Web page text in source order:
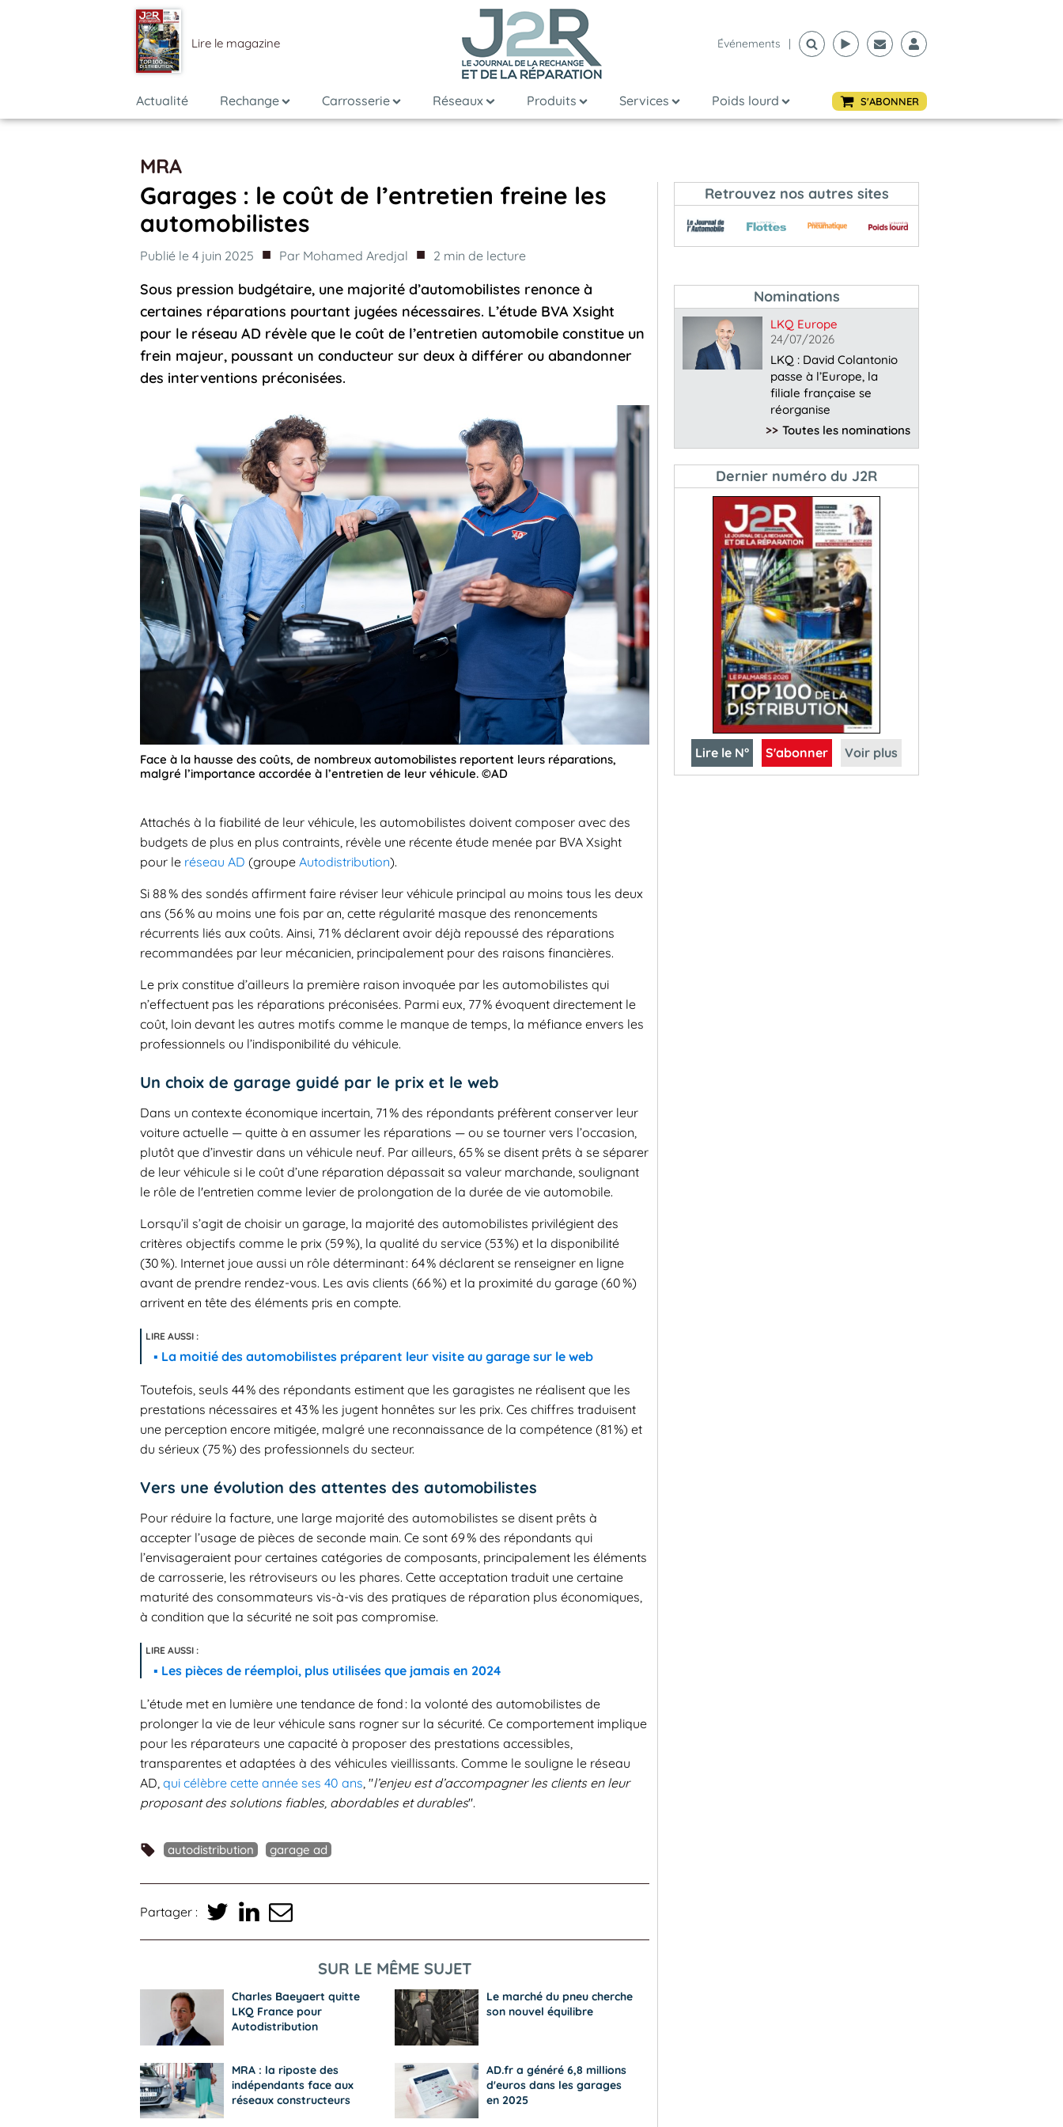
Lire le magazine Événements |
Actualité Rechange Carrosserie Réseaux Produits Services Poids lourd S'ABONNER
MRA
Garages : le coût de l’entretien freine les
automobilistes
Publié le 4 juin 2025 ■ Par Mohamed Aredjal ■ 2 min de lecture
Sous pression budgétaire, une majorité d’automobilistes renonce à
certaines réparations pourtant jugées nécessaires. L’étude BVA Xsight
pour le réseau AD révèle que le coût de l’entretien automobile constitue un
frein majeur, poussant un conducteur sur deux à différer ou abandonner
des interventions préconisées.
Face à la hausse des coûts, de nombreux automobilistes reportent leurs réparations,
malgré l’importance accordée à l’entretien de leur véhicule. ©AD
Attachés à la fiabilité de leur véhicule, les automobilistes doivent composer avec des
budgets de plus en plus contraints, révèle une récente étude menée par BVA Xsight
pour le réseau AD (groupe Autodistribution).
Si 88 % des sondés affirment faire réviser leur véhicule principal au moins tous les deux
ans (56 % au moins une fois par an, cette régularité masque des renoncements
récurrents liés aux coûts. Ainsi, 71 % déclarent avoir déjà repoussé des réparations
recommandées par leur mécanicien, principalement pour des raisons financières.
Le prix constitue d’ailleurs la première raison invoquée par les automobilistes qui
n’effectuent pas les réparations préconisées. Parmi eux, 77 % évoquent directement le
coût, loin devant les autres motifs comme le manque de temps, la méfiance envers les
professionnels ou l’indisponibilité du véhicule.
Un choix de garage guidé par le prix et le web
Dans un contexte économique incertain, 71 % des répondants préfèrent conserver leur
voiture actuelle — quitte à en assumer les réparations — ou se tourner vers l’occasion,
plutôt que d’investir dans un véhicule neuf. Par ailleurs, 65 % se disent prêts à se séparer
de leur véhicule si le coût d’une réparation dépassait sa valeur marchande, soulignant
le rôle de l'entretien comme levier de prolongation de la durée de vie automobile.
Lorsqu’il s’agit de choisir un garage, la majorité des automobilistes privilégient des
critères objectifs comme le prix (59 %), la qualité du service (53 %) et la disponibilité
(30 %). Internet joue aussi un rôle déterminant : 64 % déclarent se renseigner en ligne
avant de prendre rendez-vous. Les avis clients (66 %) et la proximité du garage (60 %)
arrivent en tête des éléments pris en compte.
La moitié des automobilistes préparent leur visite au garage sur le web
Toutefois, seuls 44 % des répondants estiment que les garagistes ne réalisent que les
prestations nécessaires et 43 % les jugent honnêtes sur les prix. Ces chiffres traduisent
une perception encore mitigée, malgré une reconnaissance de la compétence (81 %) et
du sérieux (75 %) des professionnels du secteur.
Vers une évolution des attentes des automobilistes
Pour réduire la facture, une large majorité des automobilistes se disent prêts à
accepter l’usage de pièces de seconde main. Ce sont 69 % des répondants qui
l’envisageraient pour certaines catégories de composants, principalement les éléments
de carrosserie, les rétroviseurs ou les phares. Cette acceptation traduit une certaine
maturité des consommateurs vis-à-vis des pratiques de réparation plus économiques,
à condition que la sécurité ne soit pas compromise.
Les pièces de réemploi, plus utilisées que jamais en 2024
L’étude met en lumière une tendance de fond : la volonté des automobilistes de
prolonger la vie de leur véhicule sans rogner sur la sécurité. Ce comportement implique
pour les réparateurs une capacité à proposer des prestations accessibles,
transparentes et adaptées à des véhicules vieillissants. Comme le souligne le réseau
AD, qui célèbre cette année ses 40 ans, "l’enjeu est d’accompagner les clients en leur
proposant des solutions fiables, abordables et durables".
autodistribution garage ad
Partager :
SUR LE MÊME SUJET
Charles Baeyaert quitte
LKQ France pour
Autodistribution
Le marché du pneu cherche
son nouvel équilibre
MRA : la riposte des
indépendants face aux
réseaux constructeurs
AD.fr a généré 6,8 millions
d'euros dans les garages
en 2025
Retrouvez nos autres sites
Nominations
LKQ Europe
24/07/2026
LKQ : David Colantonio
passe à l’Europe, la
filiale française se
réorganise
>> Toutes les nominations
Dernier numéro du J2R
Lire le N° S'abonner Voir plus